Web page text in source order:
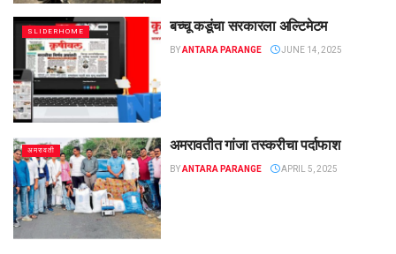
SLIDERHOME बच्चू कडूंचा सरकारला अल्टिमेटम
BYANTARA PARANGE JUNE 14, 2025
अमरावती अमरावतीत गांजा तस्करीचा पर्दाफाश
BYANTARA PARANGE APRIL 5, 2025